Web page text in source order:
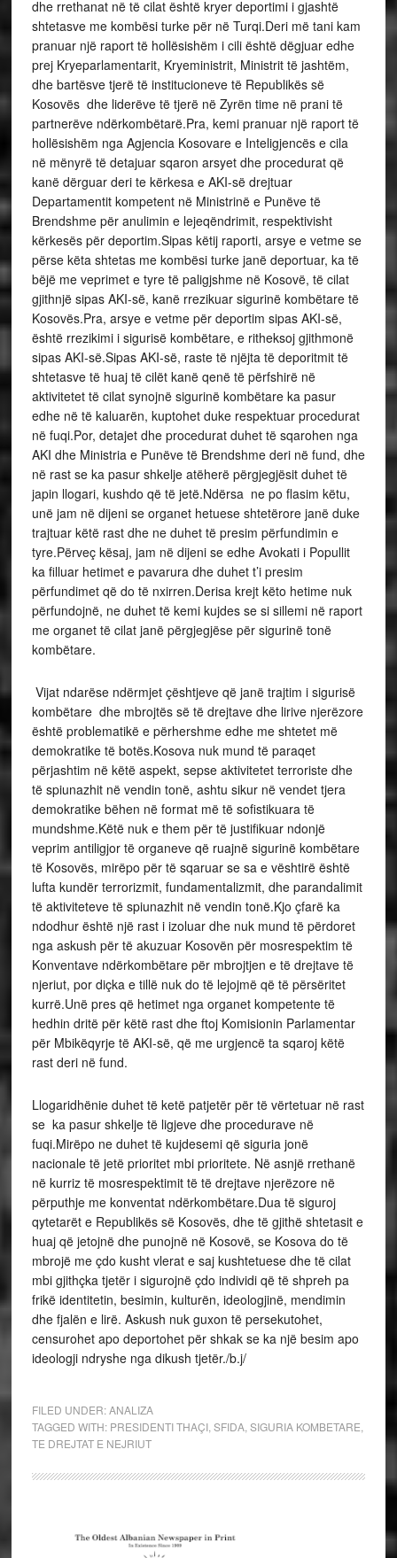
dhe rrethanat në të cilat është kryer deportimi i gjashtë
shtetasve me kombësi turke për në Turqi.Deri më tani kam
pranuar një raport të hollësishëm i cili është dëgjuar edhe
prej Kryeparlamentarit, Kryeministrit, Ministrit të jashtëm,
dhe bartësve tjerë të institucioneve të Republikës së
Kosovës dhe liderëve të tjerë në Zyrën time në prani të
partnerëve ndërkombëtarë.Pra, kemi pranuar një raport të
hollësishëm nga Agjencia Kosovare e Inteligjencës e cila
në mënyrë të detajuar sqaron arsyet dhe procedurat që
kanë dërguar deri te kërkesa e AKI-së drejtuar
Departamentit kompetent në Ministrinë e Punëve të
Brendshme për anulimin e lejeqëndrimit, respektivisht
kërkesës për deportim.Sipas këtij raporti, arsye e vetme se
përse këta shtetas me kombësi turke janë deportuar, ka të
bëjë me veprimet e tyre të paligjshme në Kosovë, të cilat
gjithnjë sipas AKI-së, kanë rrezikuar sigurinë kombëtare të
Kosovës.Pra, arsye e vetme për deportim sipas AKI-së,
është rrezikimi i sigurisë kombëtare, e ritheksoj gjithmonë
sipas AKI-së.Sipas AKI-së, raste të njëjta të deporitmit të
shtetasve të huaj të cilët kanë qenë të përfshirë në
aktivitetet të cilat synojnë sigurinë kombëtare ka pasur
edhe në të kaluarën, kuptohet duke respektuar procedurat
në fuqi.Por, detajet dhe procedurat duhet të sqarohen nga
AKI dhe Ministria e Punëve të Brendshme deri në fund, dhe
në rast se ka pasur shkelje atëherë përgjegjësit duhet të
japin llogari, kushdo që të jetë.Ndërsa ne po flasim këtu,
unë jam në dijeni se organet hetuese shtetërore janë duke
trajtuar këtë rast dhe ne duhet të presim përfundimin e
tyre.Përveç kësaj, jam në dijeni se edhe Avokati i Popullit
ka filluar hetimet e pavarura dhe duhet t’i presim
përfundimet që do të nxirren.Derisa krejt këto hetime nuk
përfundojnë, ne duhet të kemi kujdes se si sillemi në raport
me organet të cilat janë përgjegjëse për sigurinë tonë
kombëtare.
Vijat ndarëse ndërmjet çështjeve që janë trajtim i sigurisë
kombëtare dhe mbrojtës së të drejtave dhe lirive njerëzore
është problematikë e përhershme edhe me shtetet më
demokratike të botës.Kosova nuk mund të paraqet
përjashtim në këtë aspekt, sepse aktivitetet terroriste dhe
të spiunazhit në vendin tonë, ashtu sikur në vendet tjera
demokratike bëhen në format më të sofistikuara të
mundshme.Këtë nuk e them për të justifikuar ndonjë
veprim antiligjor të organeve që ruajnë sigurinë kombëtare
të Kosovës, mirëpo për të sqaruar se sa e vështirë është
lufta kundër terrorizmit, fundamentalizmit, dhe parandalimit
të aktiviteteve të spiunazhit në vendin tonë.Kjo çfarë ka
ndodhur është një rast i izoluar dhe nuk mund të përdoret
nga askush për të akuzuar Kosovën për mosrespektim të
Konventave ndërkombëtare për mbrojtjen e të drejtave të
njeriut, por diçka e tillë nuk do të lejojmë që të përsëritet
kurrë.Unë pres që hetimet nga organet kompetente të
hedhin dritë për këtë rast dhe ftoj Komisionin Parlamentar
për Mbikëqyrje të AKI-së, që me urgjencë ta sqaroj këtë
rast deri në fund.
Llogaridhënie duhet të ketë patjetër për të vërtetuar në rast
se ka pasur shkelje të ligjeve dhe procedurave në
fuqi.Mirëpo ne duhet të kujdesemi që siguria jonë
nacionale të jetë prioritet mbi prioritete. Në asnjë rrethanë
në kurriz të mosrespektimit të të drejtave njerëzore në
përputhje me konventat ndërkombëtare.Dua të siguroj
qytetarët e Republikës së Kosovës, dhe të gjithë shtetasit e
huaj që jetojnë dhe punojnë në Kosovë, se Kosova do të
mbrojë me çdo kusht vlerat e saj kushtetuese dhe të cilat
mbi gjithçka tjetër i sigurojnë çdo individi që të shpreh pa
frikë identitetin, besimin, kulturën, ideologjinë, mendimin
dhe fjalën e lirë. Askush nuk guxon të persekutohet,
censurohet apo deportohet për shkak se ka një besim apo
ideologji ndryshe nga dikush tjetër./b.j/
FILED UNDER:ANALIZA
TAGGED WITH: PRESIDENTI THAÇI,SFIDA,SIGURIA KOMBETARE,
TE DREJTAT E NEJRIUT